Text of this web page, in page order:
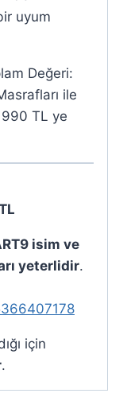
uyum
Değeri:
ile
TL ye
isim ve
yeterlidir.
için
.